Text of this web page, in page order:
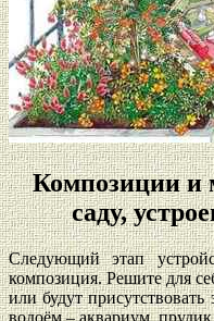
Композиции и
саду,
Следующий этап
композиция. Решите для
или будут